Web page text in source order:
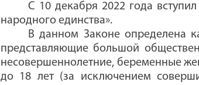
С 10 декабря 2022 года
народного единства».
В данном Законе определена
представляющие большой
несовершеннолетние, беременные
до 18 лет (за исключением